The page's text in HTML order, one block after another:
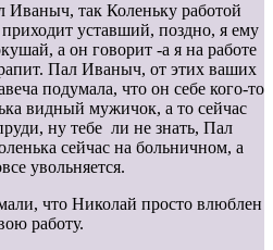
так Коленьку работой
уставший, поздно, я ему
а он говорит -а я на работе
Пал Иваныч, от этих ваших
подумала, что он себе кого-то
видный мужичок, а то сейчас
ну тебе ли не знать, Пал
сейчас на больничном, а
увольняется.
что Николай просто влюблен
работу.